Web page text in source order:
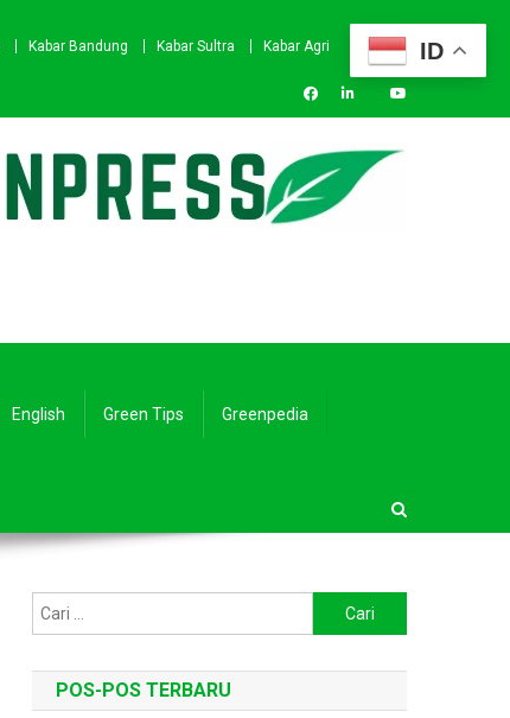
Kabar Bandung Kabar Sultra
Kabar Agri
English Green Tips Greenpedia
untuk:
POS-POS TERBARU
ID